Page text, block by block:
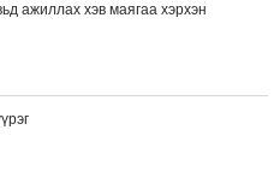
ажиллах хэв маягаа хэрхэн